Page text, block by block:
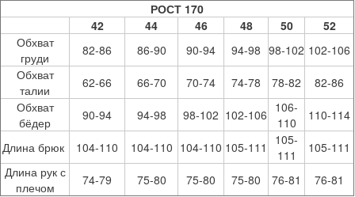
РОСТ 170
42
44 46 48 50
52
Обхват
груди
82-86 86-90 90-94 94-98 98-102 102-106
Обхват
талии
62-66 66-70 70-74 74-78 78-82
82-86
Обхват
бёдер
90-94 94-98 98-102 102-106 106-
110
110-114
Длина брюк 104-110 104-110 104-110 105-111
105-
111
105-111
Длина рук с
плечом
74-79 75-80 75-80 75-80 76-81
76-81